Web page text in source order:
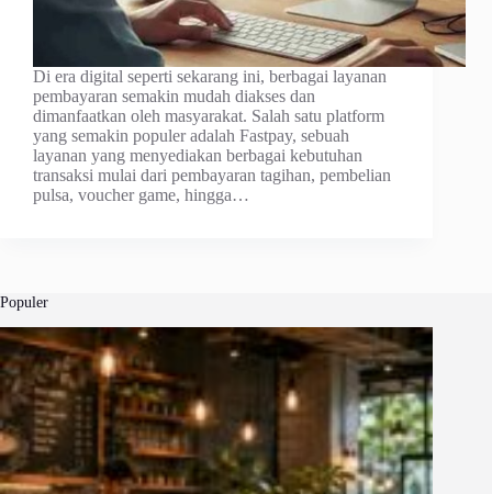
Di era digital seperti sekarang ini, berbagai layanan
pembayaran semakin mudah diakses dan
dimanfaatkan oleh masyarakat. Salah satu platform
yang semakin populer adalah Fastpay, sebuah
layanan yang menyediakan berbagai kebutuhan
transaksi mulai dari pembayaran tagihan, pembelian
pulsa, voucher game, hingga…
Populer